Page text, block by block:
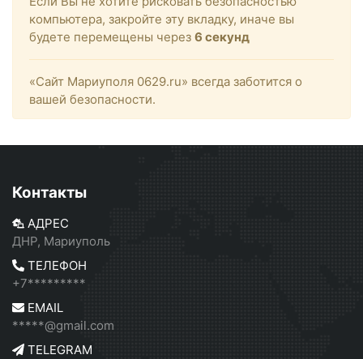
компьютера, закройте эту вкладку, иначе вы
будете перемещены через 6 секунд
«Сайт Мариуполя 0629.ru» всегда заботится о
вашей безопасности.
Контакты
АДРЕС
ДНР, Мариуполь
ТЕЛЕФОН
+7*********
EMAIL
*****@gmail.com
TELEGRAM